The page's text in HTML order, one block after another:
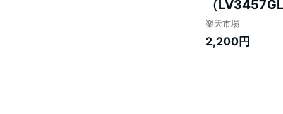
（
ー タイマ
楽天市場
2,200円